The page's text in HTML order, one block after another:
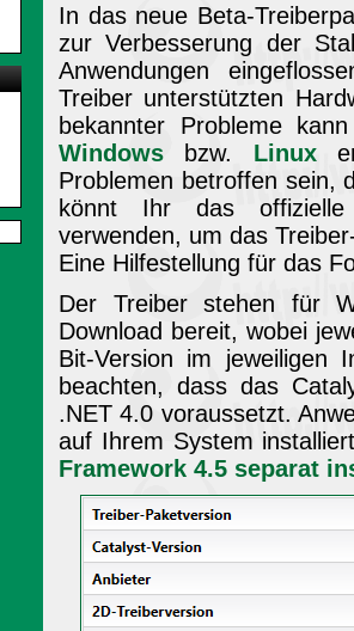
In das neue Beta-
zur Verbesserung der
Anwendungen
Treiber unterstützten
bekannter Probleme
Windows bzw. Linux
Problemen betroffen sein,
könnt Ihr das
verwenden, um das
Eine Hilfestellung für das
Der Treiber stehen für
Download bereit, wobei
Bit-Version im jeweiligen
beachten, dass das
.NET 4.0 voraussetzt.
auf Ihrem System
Framework 4.5 separat